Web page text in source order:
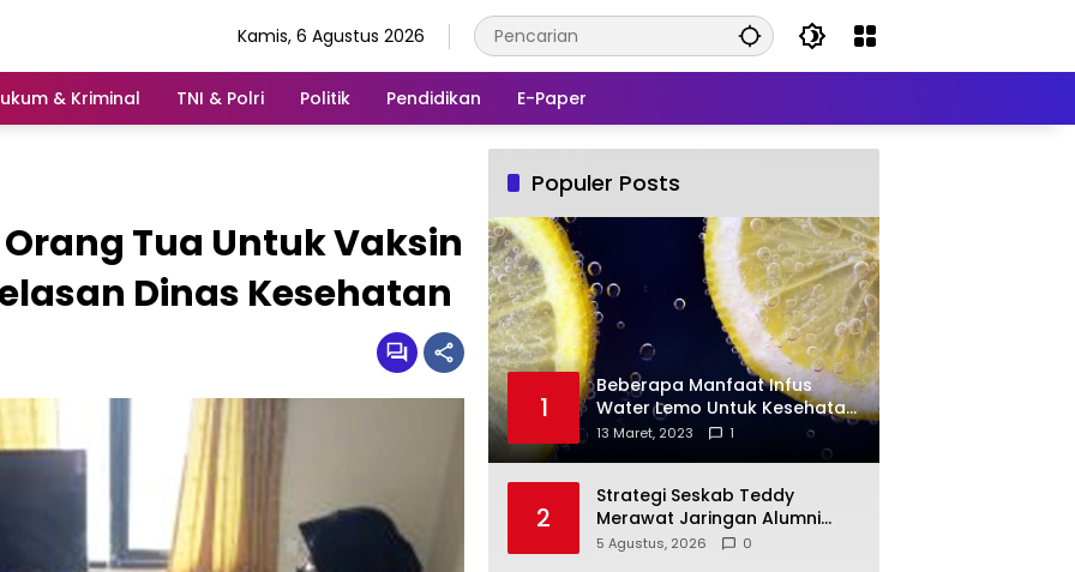
Kamis, 6 Agustus 2026
& Kriminal TNI & Polri Politik Pendidikan E-Paper
Tua Untuk Vaksin
Dinas Kesehatan
Populer Posts
1
Beberapa Manfaat Infus
Water Lemo Untuk Kesehatan
Anda
13 Maret, 2023 1
2
Strategi Seskab Teddy
Merawat Jaringan Alumni
Akademi TNI-Polri 2011 Dinilai
5 Agustus, 2026 0